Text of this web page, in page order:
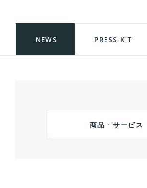
NEWS PRESS KIT
商品・サービス